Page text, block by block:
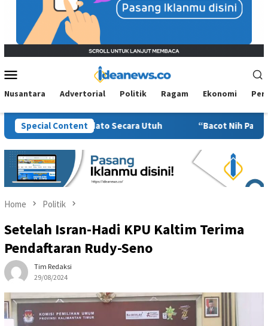
Menu
Nusantara Advertorial Politik Ragam Ekonomi
Special Content
Pidato Secara Utuh “Bacot Nih Pasien”
Home Politik
Setelah Isran-Hadi KPU Kaltim Terima
Pendaftaran Rudy-Seno
Tim Redaksi
29/08/2024